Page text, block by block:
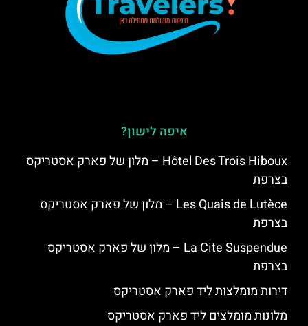
איפה לישון?
Hôtel Des Trois Hiboux – מלון של פארק אסטריקס
בצרפת
Les Quais de Lutèce – מלון של פארק אסטריקס
בצרפת
La Cite Suspendue – מלון של פארק אסטריקס
בצרפת
דירות מומלצות ליד פארק אסטריקס
מלונות מומלצים ליד פארק אסטריקס